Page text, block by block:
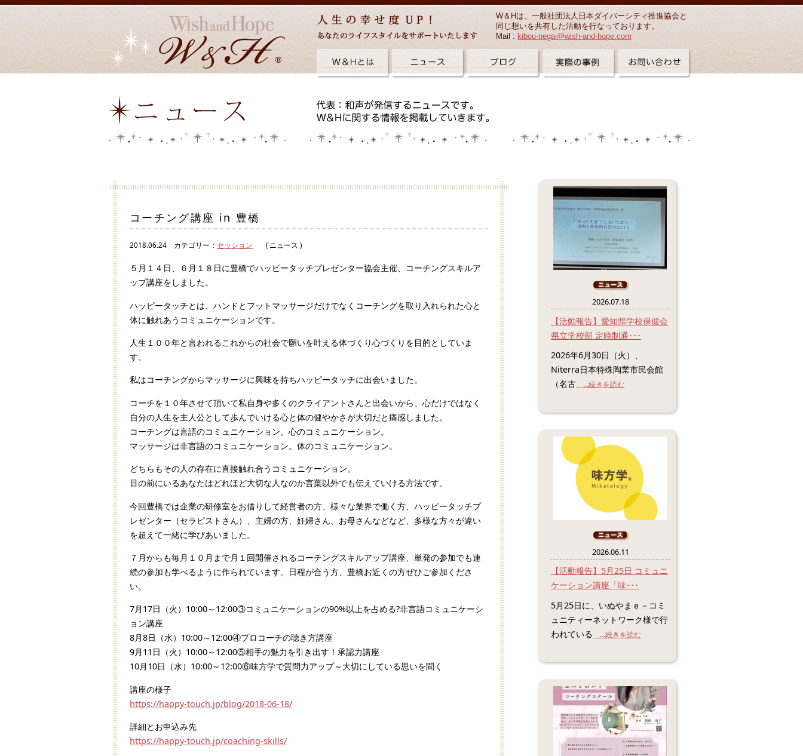
W＆Hは、一般社団法人日本ダイバーシティ推進協会と
同じ想いを共有した活動を行なっております。
Mail : kibou-negai@wish-and-hope.com
コーチング講座 in 豊橋
2018.06.24 カテゴリー： セッション ( ニュース )
５月１４日、６月１８日に豊橋でハッピータッチプレゼンター協会主催、コーチングスキルア
ップ講座をしました。
ハッピータッチとは、ハンドとフットマッサージだけでなくコーチングを取り入れられた心と
体に触れあうコミュニケーションです。
人生１００年と言われるこれからの社会で願いを叶える体づくり心づくりを目的としていま
す。
私はコーチングからマッサージに興味を持ちハッピータッチに出会いました。
コーチを１０年させて頂いて私自身や多くのクライアントさんと出会いから、心だけではなく
自分の人生を主人公として歩んでいける心と体の健やかさが大切だと痛感しました。
コーチングは言語のコミュニケーション。心のコミュニケーション。
マッサージは非言語のコミュニケーション。体のコミュニケーション。
どちらもその人の存在に直接触れ合うコミュニケーション。
目の前にいるあなたはどれほど大切な人なのか言葉以外でも伝えていける方法です。
今回豊橋では企業の研修室をお借りして経営者の方、様々な業界で働く方、ハッピータッチプ
レゼンター（セラピストさん）、主婦の方、妊婦さん、お母さんなどなど、多様な方々が違い
を超えて一緒に学びあいました。
７月からも毎月１０月まで月１回開催されるコーチングスキルアップ講座、単発の参加でも連
続の参加も学べるように作られています。日程が合う方、豊橋お近くの方ぜひご参加くださ
い。
7月17日（火）10:00～12:00③コミュニケーションの90%以上を占める?非言語コミュニケーシ
ョン講座
8月8日（水）10:00～12:00④プロコーチの聴き方講座
9月11日（火）10:00～12:00⑤相手の魅力を引き出す！承認力講座
10月10日（水）10:00～12:00⑥味方学で質問力アップ～大切にしている思いを聞く
講座の様子
https://happy-touch.jp/blog/2018-06-18/
詳細とお申込み先
https://happy-touch.jp/coaching-skills/
2026.07.18
【活動報告】愛知県学校保健会
県立学校部 定時制通･･･
2026年6月30日（火）、
Niterra日本特殊陶業市民会館
（名古 ...続きを読む
2026.06.11
【活動報告】5月25日 コミュニ
ケーション講座「味･･･
5月25日に、いぬやまｅ－コミ
ュニティーネットワーク様で行
われている ...続きを読む